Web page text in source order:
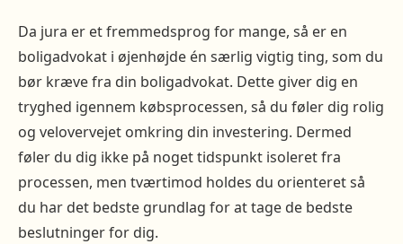
Da jura er et fremmedsprog for mange, så er en
boligadvokat i øjenhøjde én særlig vigtig ting, som du
bør kræve fra din boligadvokat. Dette giver dig en
tryghed igennem købsprocessen, så du føler dig rolig
og velovervejet omkring din investering. Dermed
føler du dig ikke på noget tidspunkt isoleret fra
processen, men tværtimod holdes du orienteret så
du har det bedste grundlag for at tage de bedste
beslutninger for dig.